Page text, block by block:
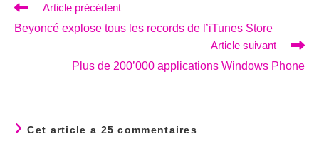
Read
articles
Article précédent
Beyoncé explose tous les records de l’iTunes Store
Article suivant
Plus de 200’000 applications Windows Phone
Cet article a 25 commentaires